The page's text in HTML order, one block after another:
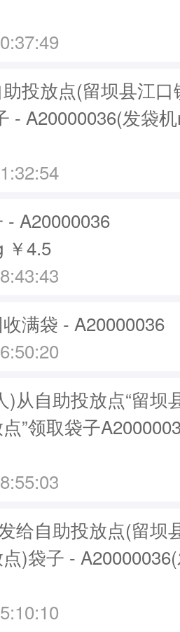
投放点(留坝县江
- A20000036(发袋
- A20000036
￥4.5
满袋 - A20000036
)从自助投放点“留坝
”领取袋子
给自助投放点(留坝
)袋子 -